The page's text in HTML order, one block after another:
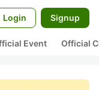
Login Signup
Event Official